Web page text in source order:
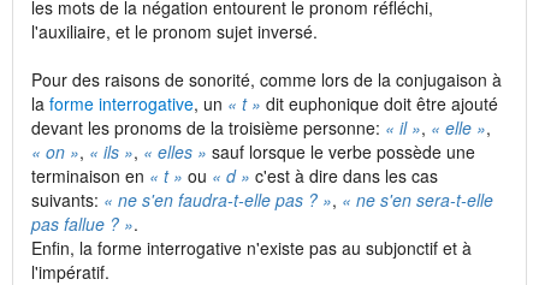
les mots de la négation entourent le pronom réfléchi,
l'auxiliaire, et le pronom sujet inversé.
Pour des raisons de sonorité, comme lors de la conjugaison à
la forme interrogative, un « t » dit euphonique doit être ajouté
devant les pronoms de la troisième personne: « il », « elle »,
« on », « ils », « elles » sauf lorsque le verbe possède une
terminaison en « t » ou « d » c'est à dire dans les cas
suivants: « ne s'en faudra-t-elle pas ? », « ne s'en sera-t-elle
pas fallue ? ».
Enfin, la forme interrogative n'existe pas au subjonctif et à
l'impératif.